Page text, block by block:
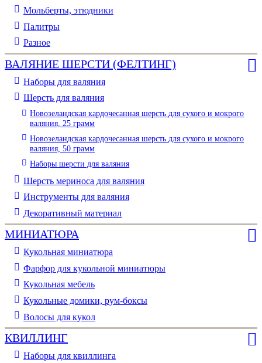
Мольберты, этюдники
Палитры
Разное
ВАЛЯНИЕ ШЕРСТИ (ФЕЛТИНГ)
Наборы для валяния
Шерсть для валяния
Новозеландская кардочесанная шерсть для сухого и мокрого
валяния, 25 грамм
Новозеландская кардочесанная шерсть для сухого и мокрого
валяния, 50 грамм
Наборы шерсти для валяния
Шерсть мериноса для валяния
Инструменты для валяния
Декоративный материал
МИНИАТЮРА
Кукольная миниатюра
Фарфор для кукольной миниатюры
Кукольная мебель
Кукольные домики, рум-боксы
Волосы для кукол
КВИЛЛИНГ
Наборы для квиллинга